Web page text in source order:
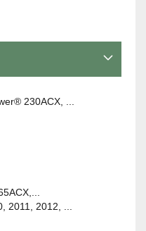
230ACX, ...
2011, 2012, ...